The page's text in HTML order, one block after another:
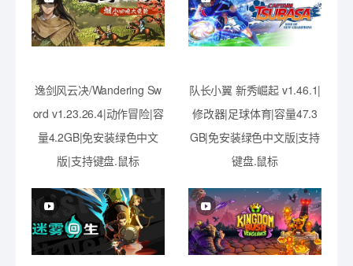
逸剑风云决/Wandering Sw
ord v1.23.26.4|动作冒险|容
量4.2GB|免安装绿色中文
版|支持键盘.鼠标
队长小翼 新秀崛起 v1.46.1|
修改器|足球体育|容量47.3
GB|免安装绿色中文版|支持
键盘.鼠标